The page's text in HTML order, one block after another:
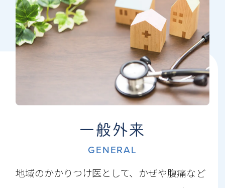
一般外来
GENERAL
地域のかかりつけ医として、かぜや腹痛など